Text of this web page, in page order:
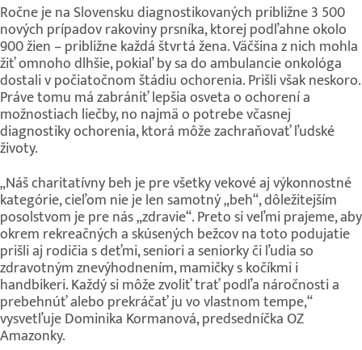
Ročne je na Slovensku diagnostikovaných približne 3 500
nových prípadov rakoviny prsníka, ktorej podľahne okolo
900 žien – približne každá štvrtá žena. Väčšina z nich mohla
žiť omnoho dlhšie, pokiaľ by sa do ambulancie onkológa
dostali v počiatočnom štádiu ochorenia. Prišli však neskoro.
Práve tomu má zabrániť lepšia osveta o ochorení a
možnostiach liečby, no najmä o potrebe včasnej
diagnostiky ochorenia, ktorá môže zachraňovať ľudské
životy.
„Náš charitatívny beh je pre všetky vekové aj výkonnostné
kategórie, cieľom nie je len samotný „beh“, dôležitejším
posolstvom je pre nás „zdravie“. Preto si veľmi prajeme, aby
okrem rekreačných a skúsených bežcov na toto podujatie
prišli aj rodičia s deťmi, seniori a seniorky či ľudia so
zdravotným znevýhodnením, mamičky s kočíkmi i
handbikeri. Každý si môže zvoliť trať podľa náročnosti a
prebehnúť alebo prekráčať ju vo vlastnom tempe,“
vysvetľuje Dominika Kormanová, predsedníčka OZ
Amazonky.